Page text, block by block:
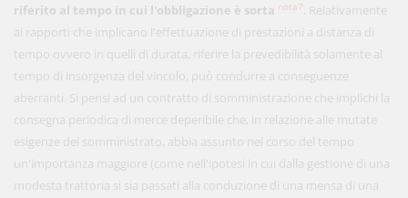
riferito al tempo in cui l'obbligazione è sorta nota7
. Relativamente
ai rapporti che implicano l'effettuazione di prestazioni a distanza di
tempo ovvero in quelli di durata, riferire la prevedibilità solamente al
tempo di insorgenza del vincolo, può condurre a conseguenze
aberranti. Si pensi ad un contratto di somministrazione che implichi la
consegna periodica di merce deperibile che, in relazione alle mutate
esigenze del somministrato, abbia assunto nel corso del tempo
un'importanza maggiore (come nell'ipotesi in cui dalla gestione di una
modesta trattoria si sia passati alla conduzione di una mensa di una